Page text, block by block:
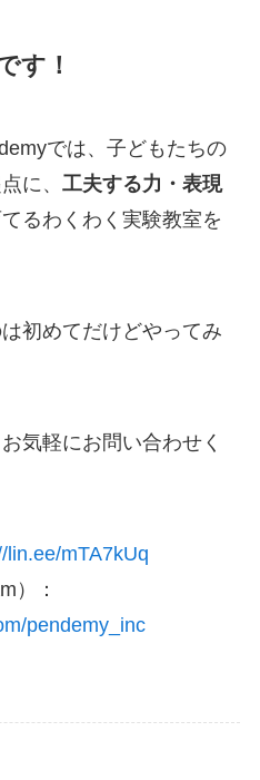
す！
では、子どもたちの
に、 工夫する力・表現
るわくわく実験教室を
初めてだけどやってみ
気軽にお問い合わせく
lin.ee/mTA7kUq
）：
pendemy_inc